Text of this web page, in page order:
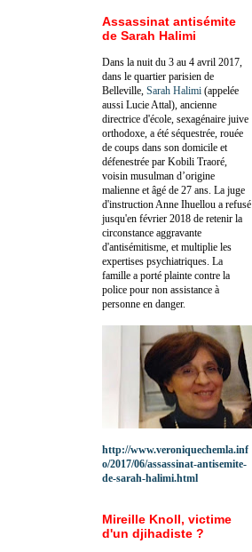
Assassinat antisémite
de Sarah Halimi
Dans la nuit du 3 au 4 avril 2017,
dans le quartier parisien de
Belleville, Sarah Halimi (appelée
aussi Lucie Attal), ancienne
directrice d'école, sexagénaire juive
orthodoxe, a été séquestrée, rouée
de coups dans son domicile et
défenestrée par Kobili Traoré,
voisin musulman d’origine
malienne et âgé de 27 ans. La juge
d'instruction Anne Ihuellou a refusé
jusqu'en février 2018 de retenir la
circonstance aggravante
d'antisémitisme, et multiplie les
expertises psychiatriques. La
famille a porté plainte contre la
police pour non assistance à
personne en danger.
http://www.veroniquechemla.inf
o/2017/06/assassinat-antisemite-
de-sarah-halimi.html
Mireille Knoll, victime
d'un djihadiste ?